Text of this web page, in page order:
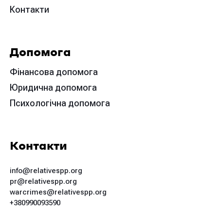
Контакти
Допомога
Фінансова допомога
Юридична допомога
Психологічна допомога
Контакти
info@relativespp.org
pr@relativespp.org
warcrimes@relativespp.org
+380990093590